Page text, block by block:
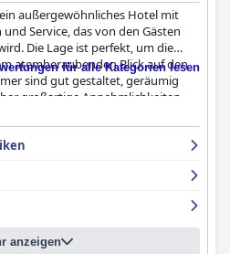
außergewöhnliches Hotel mit
Service, das von den Gästen
Die Lage ist perfekt, um die
atemberaubenden Blick auf den
sind gut gestaltet, geräumig
großartige Annehmlichkeiten.
mit köstlichen
Mitarbeitern. Das Personal ist
Service und seine
willkommen und wohl fühlen.
Spa mit seiner luxuriösen
Massageangeboten.
Carlton, Astanaein
Hotel, das höchstes Lob verdient.
für alle Kategorien lesen
anzeigen